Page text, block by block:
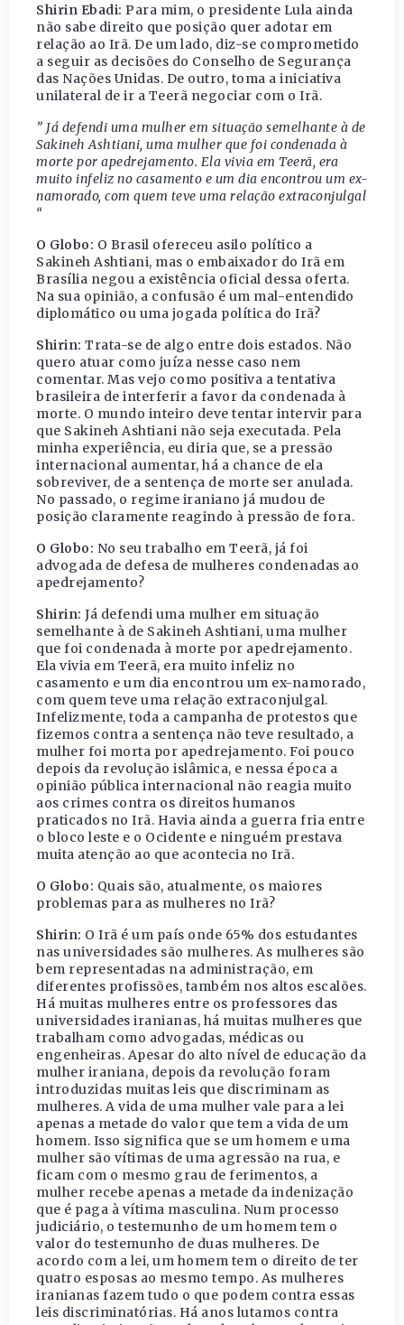
Shirin Ebadi: Para mim, o presidente Lula ainda
não sabe direito que posição quer adotar em
relação ao Irã. De um lado, diz-se comprometido
a seguir as decisões do Conselho de Segurança
das Nações Unidas. De outro, toma a iniciativa
unilateral de ir a Teerã negociar com o Irã.
” Já defendi uma mulher em situação semelhante à de
Sakineh Ashtiani, uma mulher que foi condenada à
morte por apedrejamento. Ela vivia em Teerã, era
muito infeliz no casamento e um dia encontrou um ex-
namorado, com quem teve uma relação extraconjulgal
“
O Globo: O Brasil ofereceu asilo político a
Sakineh Ashtiani, mas o embaixador do Irã em
Brasília negou a existência oficial dessa oferta.
Na sua opinião, a confusão é um mal-entendido
diplomático ou uma jogada política do Irã?
Shirin: Trata-se de algo entre dois estados. Não
quero atuar como juíza nesse caso nem
comentar. Mas vejo como positiva a tentativa
brasileira de interferir a favor da condenada à
morte. O mundo inteiro deve tentar intervir para
que Sakineh Ashtiani não seja executada. Pela
minha experiência, eu diria que, se a pressão
internacional aumentar, há a chance de ela
sobreviver, de a sentença de morte ser anulada.
No passado, o regime iraniano já mudou de
posição claramente reagindo à pressão de fora.
O Globo: No seu trabalho em Teerã, já foi
advogada de defesa de mulheres condenadas ao
apedrejamento?
Shirin: Já defendi uma mulher em situação
semelhante à de Sakineh Ashtiani, uma mulher
que foi condenada à morte por apedrejamento.
Ela vivia em Teerã, era muito infeliz no
casamento e um dia encontrou um ex-namorado,
com quem teve uma relação extraconjulgal.
Infelizmente, toda a campanha de protestos que
fizemos contra a sentença não teve resultado, a
mulher foi morta por apedrejamento. Foi pouco
depois da revolução islâmica, e nessa época a
opinião pública internacional não reagia muito
aos crimes contra os direitos humanos
praticados no Irã. Havia ainda a guerra fria entre
o bloco leste e o Ocidente e ninguém prestava
muita atenção ao que acontecia no Irã.
O Globo: Quais são, atualmente, os maiores
problemas para as mulheres no Irã?
Shirin: O Irã é um país onde 65% dos estudantes
nas universidades são mulheres. As mulheres são
bem representadas na administração, em
diferentes profissões, também nos altos escalões.
Há muitas mulheres entre os professores das
universidades iranianas, há muitas mulheres que
trabalham como advogadas, médicas ou
engenheiras. Apesar do alto nível de educação da
mulher iraniana, depois da revolução foram
introduzidas muitas leis que discriminam as
mulheres. A vida de uma mulher vale para a lei
apenas a metade do valor que tem a vida de um
homem. Isso significa que se um homem e uma
mulher são vítimas de uma agressão na rua, e
ficam com o mesmo grau de ferimentos, a
mulher recebe apenas a metade da indenização
que é paga à vítima masculina. Num processo
judiciário, o testemunho de um homem tem o
valor do testemunho de duas mulheres. De
acordo com a lei, um homem tem o direito de ter
quatro esposas ao mesmo tempo. As mulheres
iranianas fazem tudo o que podem contra essas
leis discriminatórias. Há anos lutamos contra